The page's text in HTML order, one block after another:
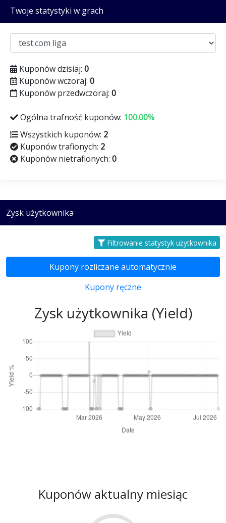
Twoje statystyki w grach
Kuponów dzisiaj: 0
Kuponów wczoraj: 0
Kuponów przedwczoraj: 0
Ogólna trafność kuponów: 100.00%
Wszystkich kuponów: 2
Kuponów trafionych: 2
Kuponów nietrafionych: 0
Zysk użytkownika
Filtrowanie statystyk użytkownika
Kupony rozliczane automatycznie
Kupony ręczne
Zysk użytkownika (Yield)
Kuponów aktualny miesiąc